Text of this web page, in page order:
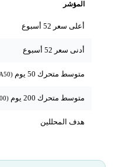
المؤشر
أعلى سعر 52 أسبوع
أدنى سعر 52 أسبوع
متوسط متحرك 50 يوم
متوسط متحرك 200 يوم
هدف المحللين